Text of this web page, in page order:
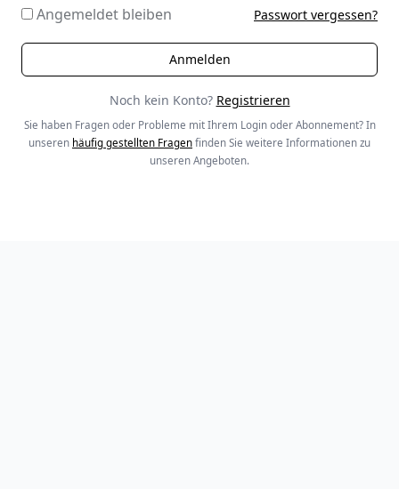
Angemeldet bleiben Passwort vergessen?
Noch kein Konto? Registrieren
Sie haben Fragen oder Probleme mit Ihrem Login oder Abonnement? In
unseren häufig gestellten Fragen finden Sie weitere Informationen zu
unseren Angeboten.